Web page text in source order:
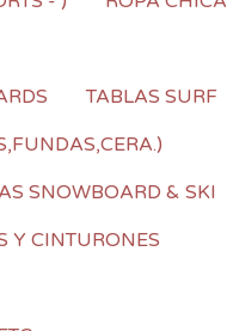
TABLAS SURF
SNOWBOARD & SKI
Y CINTURONES